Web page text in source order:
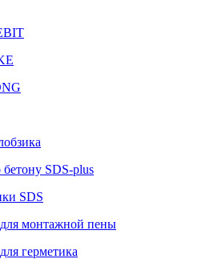
SDS-plus
SDS
монтажной пены
герметика